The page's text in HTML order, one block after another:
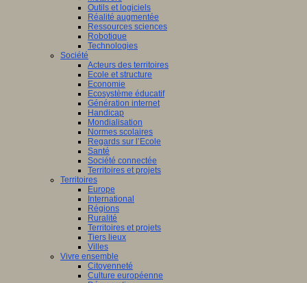
Outils et logiciels
Réalité augmentée
Ressources sciences
Robotique
Technologies
Société
Acteurs des territoires
Ecole et structure
Economie
Ecosystème éducatif
Génération internet
Handicap
Mondialisation
Normes scolaires
Regards sur l’Ecole
Santé
Société connectée
Territoires et projets
Territoires
Europe
International
Régions
Ruralité
Territoires et projets
Tiers lieux
Villes
Vivre ensemble
Citoyenneté
Culture européenne